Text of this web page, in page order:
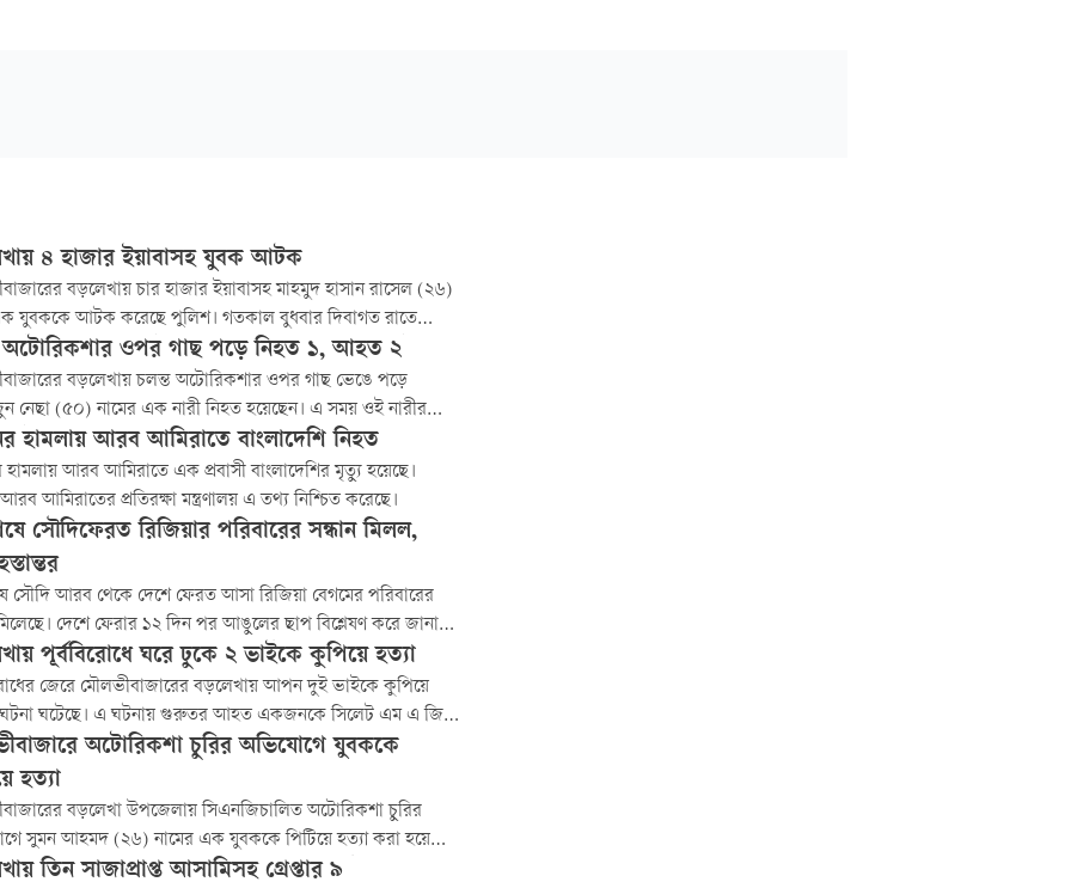
৪ হাজার ইয়াবাসহ যুবক আটক
বড়লেখায় চার হাজার ইয়াবাসহ মাহমুদ হাসান রাসেল (২৬)
যুবককে আটক করেছে পুলিশ। গতকাল বুধবার দিবাগত রাতে
পৌরসভার পূর্ব গাজিটেকা মসজিদের সামনে থেকে তাঁকে আটক করা
অটোরিকশার ওপর গাছ পড়ে নিহত ১, আহত ২
বড়লেখায় চলন্ত অটোরিকশার ওপর গাছ ভেঙে পড়ে
নেছা (৫০) নামের এক নারী নিহত হয়েছেন। এ সময় ওই নারীর
ও অটোরিকশাচালক গুরুতর আহত হয়েছেন। আজ বুধবার (১৮ মার্চ)
উপজেলার বারইগ্রাম এলাকায় বড়লেখা-চান্দগ্রাম আঞ্চলিক
দুর্ঘটনা ঘটে।
হামলায় আরব আমিরাতে বাংলাদেশি নিহত
হামলায় আরব আমিরাতে এক প্রবাসী বাংলাদেশির মৃত্যু হয়েছে।
আমিরাতের প্রতিরক্ষা মন্ত্রণালয় এ তথ্য নিশ্চিত করেছে।
সৌদিফেরত রিজিয়ার পরিবারের সন্ধান মিলল,
সৌদি আরব থেকে দেশে ফেরত আসা রিজিয়া বেগমের পরিবারের
দেশে ফেরার ১২ দিন পর আঙুলের ছাপ বিশ্লেষণ করে জানা
বাড়ি মৌলভীবাজার জেলার বড়লেখা উপজেলার মামদনগর গ্রামে।
পূর্ববিরোধে ঘরে ঢুকে ২ ভাইকে কুপিয়ে হত্যা
জেরে মৌলভীবাজারের বড়লেখায় আপন দুই ভাইকে কুপিয়ে
ঘটনা ঘটেছে। এ ঘটনায় গুরুতর আহত একজনকে সিলেট এম এ জি
মেডিকেল কলেজ হাসপাতালে ভর্তি করা হয়েছে।
অটোরিকশা চুরির অভিযোগে যুবককে
হত্যা
বড়লেখা উপজেলায় সিএনজিচালিত অটোরিকশা চুরির
সুমন আহমদ (২৬) নামের এক যুবককে পিটিয়ে হত্যা করা হয়েছে।
একজন গুরুতর আহত হন। আজ সোমবার সকালে উপজেলার সদর
তিন সাজাপ্রাপ্ত আসামিসহ গ্রেপ্তার ৯